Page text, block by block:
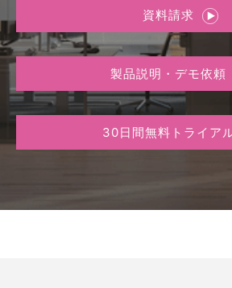
資料請求
製品説明・デモ依頼
30日間無料トライア